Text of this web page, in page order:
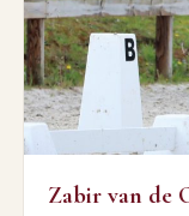
Zabir van de